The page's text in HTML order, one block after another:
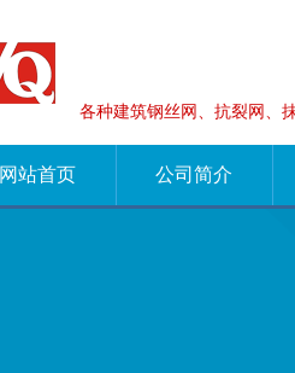
各种建筑钢丝网、抗裂网、
网站首页 公司简介